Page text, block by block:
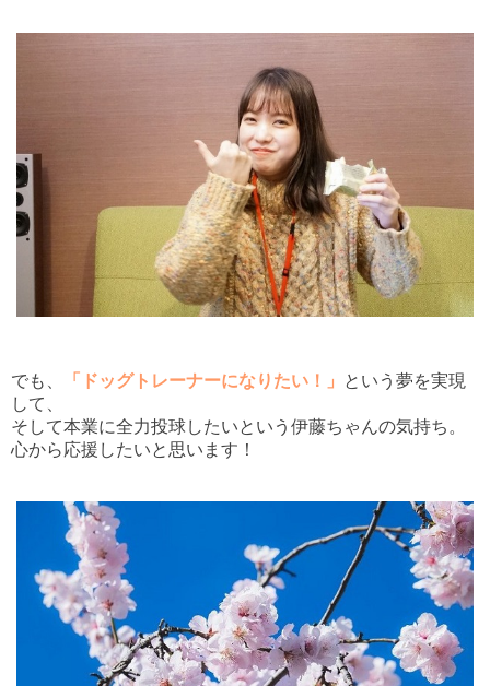
でも、 「ドッグトレーナーになりたい！」
という夢を実現
して、
そして本業に全力投球したいという伊藤ちゃんの気持ち。
心から応援したいと思います！